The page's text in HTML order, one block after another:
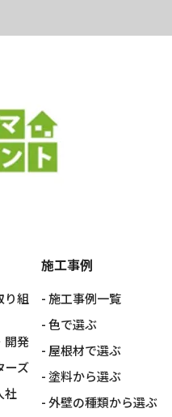
り組
開発
ーズ
社
施工事例
施工事例一覧
色で選ぶ
屋根材で選ぶ
塗料から選ぶ
外壁の種類から選ぶ